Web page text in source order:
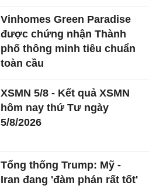
Vinhomes Green Paradise
được chứng nhận Thành
phố thông minh tiêu chuẩn
toàn cầu
XSMN 5/8 - Kết quả XSMN
hôm nay thứ Tư ngày
5/8/2026
Tổng thống Trump: Mỹ -
Iran đang 'đàm phán rất tốt'